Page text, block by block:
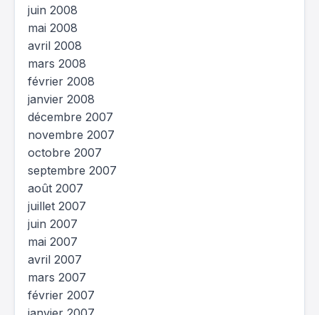
juin 2008
mai 2008
avril 2008
mars 2008
février 2008
janvier 2008
décembre 2007
novembre 2007
octobre 2007
septembre 2007
août 2007
juillet 2007
juin 2007
mai 2007
avril 2007
mars 2007
février 2007